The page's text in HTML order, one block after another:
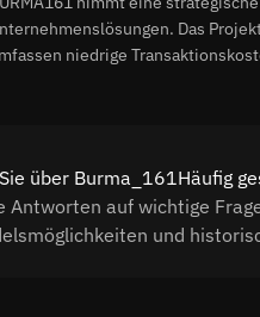
Das
niedrige
über Burma_161Häufig
Antworten auf wichtige
und